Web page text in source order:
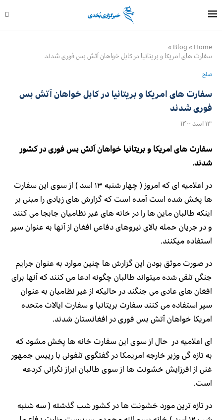
Home
»
Blog
»
سفارت های امریکا و بریتانیا در کابل خواهان آتش بس فوری شدند
صلح
سفارت های امریکا و بریتانیا در کابل خواهان آتش بس
فوری شدند
۱۳ اسد ۱۴۰۰
سفارت های امریکا و بریتانیا خواهان آتش بس فوری در کشور
شدند.
در اعلامیه ای که امروز ( چهار شنبه ۱۳ اسد ) از سوی این سفارت
ها پخش شده است آمده است که گزارش های زیادی را مبنی بر
اینکه طالبان ماین ها را در خانه های غیر نظامیان جابجا می کنند
و در جریان حمله بالای نیروهای دفاعی افغان از آنها به عنوان سپر
استفاده میکنند.
در صورت موثق بودن این گزارش ها چنین موارد به عنوان جرایم
جنگی تلقی شده میتواند طالبان چگونه ادعا می کنند که آنها برای
افغان های عادی می جنگند در حالیکه از غیر نظامیان به عنوان
سپر استفاده می کنند سفارت بریتانیا و سفارت ایالات متحده
امریکا خواهان آتش بس فوری در افغانستان شدند.
ای اعلامیه در حال از سوی این سفارت خانه ها پخش مشود که
به تازه گی وزیر خارجه امریمکا در گفتگوی تلفونی با رییس جمهور
غنی از افرزایش خشونت ها از سوی طالبان ابراز نگرانی کردعه
است.
در تازه ترین مورد خشونت ها در کشور شب گذشته ( سه شنبه